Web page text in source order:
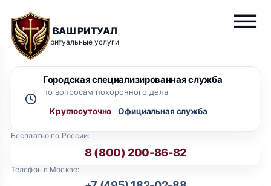
ВАШ РИТУАЛ
ритуальные услуги
Бесплатно по России:
8 (800) 200-86-82
Телефон в Москве:
Городская специализированная служба
по вопросам похоронного дела
Круглосуточно